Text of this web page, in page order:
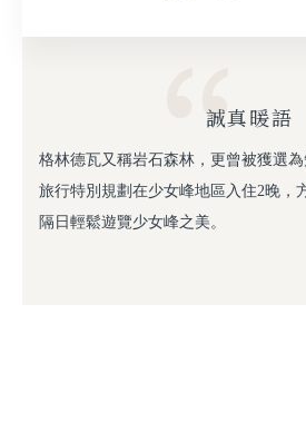
誠真暖語
格林德瓦又稱岩石森林，更曾被獲選
旅行特別規劃在少女峰地區入住2晚，
隔日輕鬆遊覽少女峰之美。